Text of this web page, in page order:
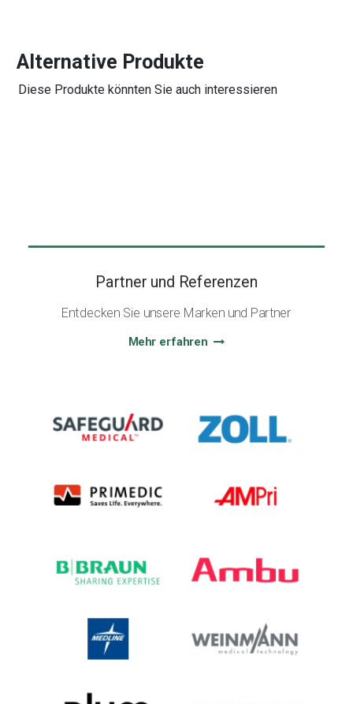
Alternative Produkte
Diese Produkte könnten Sie auch interessieren
Partner und Referenzen
Entdecken Sie unsere Marken und Partner
Mehr erfahren